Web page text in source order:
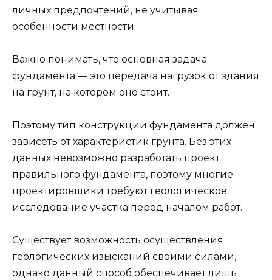
личных предпочтений, не учитывая
особенности местности.
Важно понимать, что основная задача
фундамента — это передача нагрузок от здания
на грунт, на котором оно стоит.
Поэтому тип конструкции фундамента должен
зависеть от характеристик грунта. Без этих
данных невозможно разработать проект
правильного фундамента, поэтому многие
проектировщики требуют геологическое
исследование участка перед началом работ.
Существует возможность осуществления
геологических изысканий своими силами,
однако данный способ обеспечивает лишь